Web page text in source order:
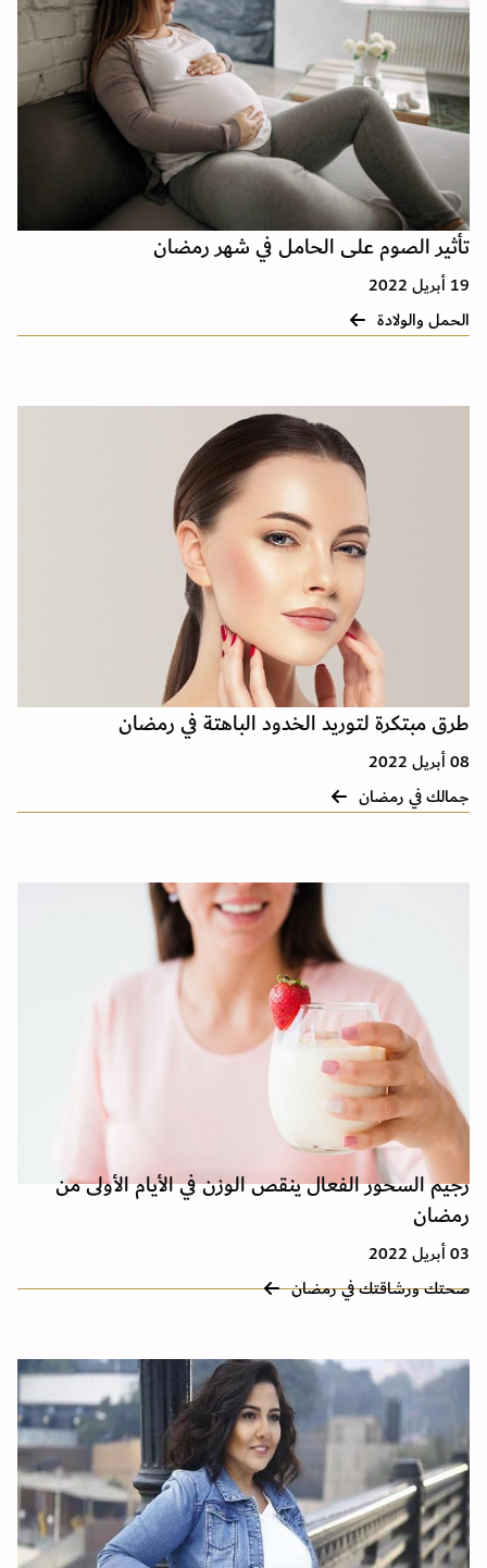
تأثير الصوم على الحامل في شهر رمضان
19 أبريل 2022
الحمل والولادة
طرق مبتكرة لتوريد الخدود الباهتة في رمضان
08 أبريل 2022
جمالك في رمضان
رجيم السحور الفعال ينقص الوزن في الأيام الأولى من
رمضان
03 أبريل 2022
صحتك ورشاقتك في رمضان